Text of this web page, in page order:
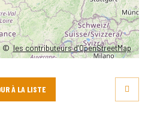
©les contributeurs d’OpenStreetMap
À LA LISTE